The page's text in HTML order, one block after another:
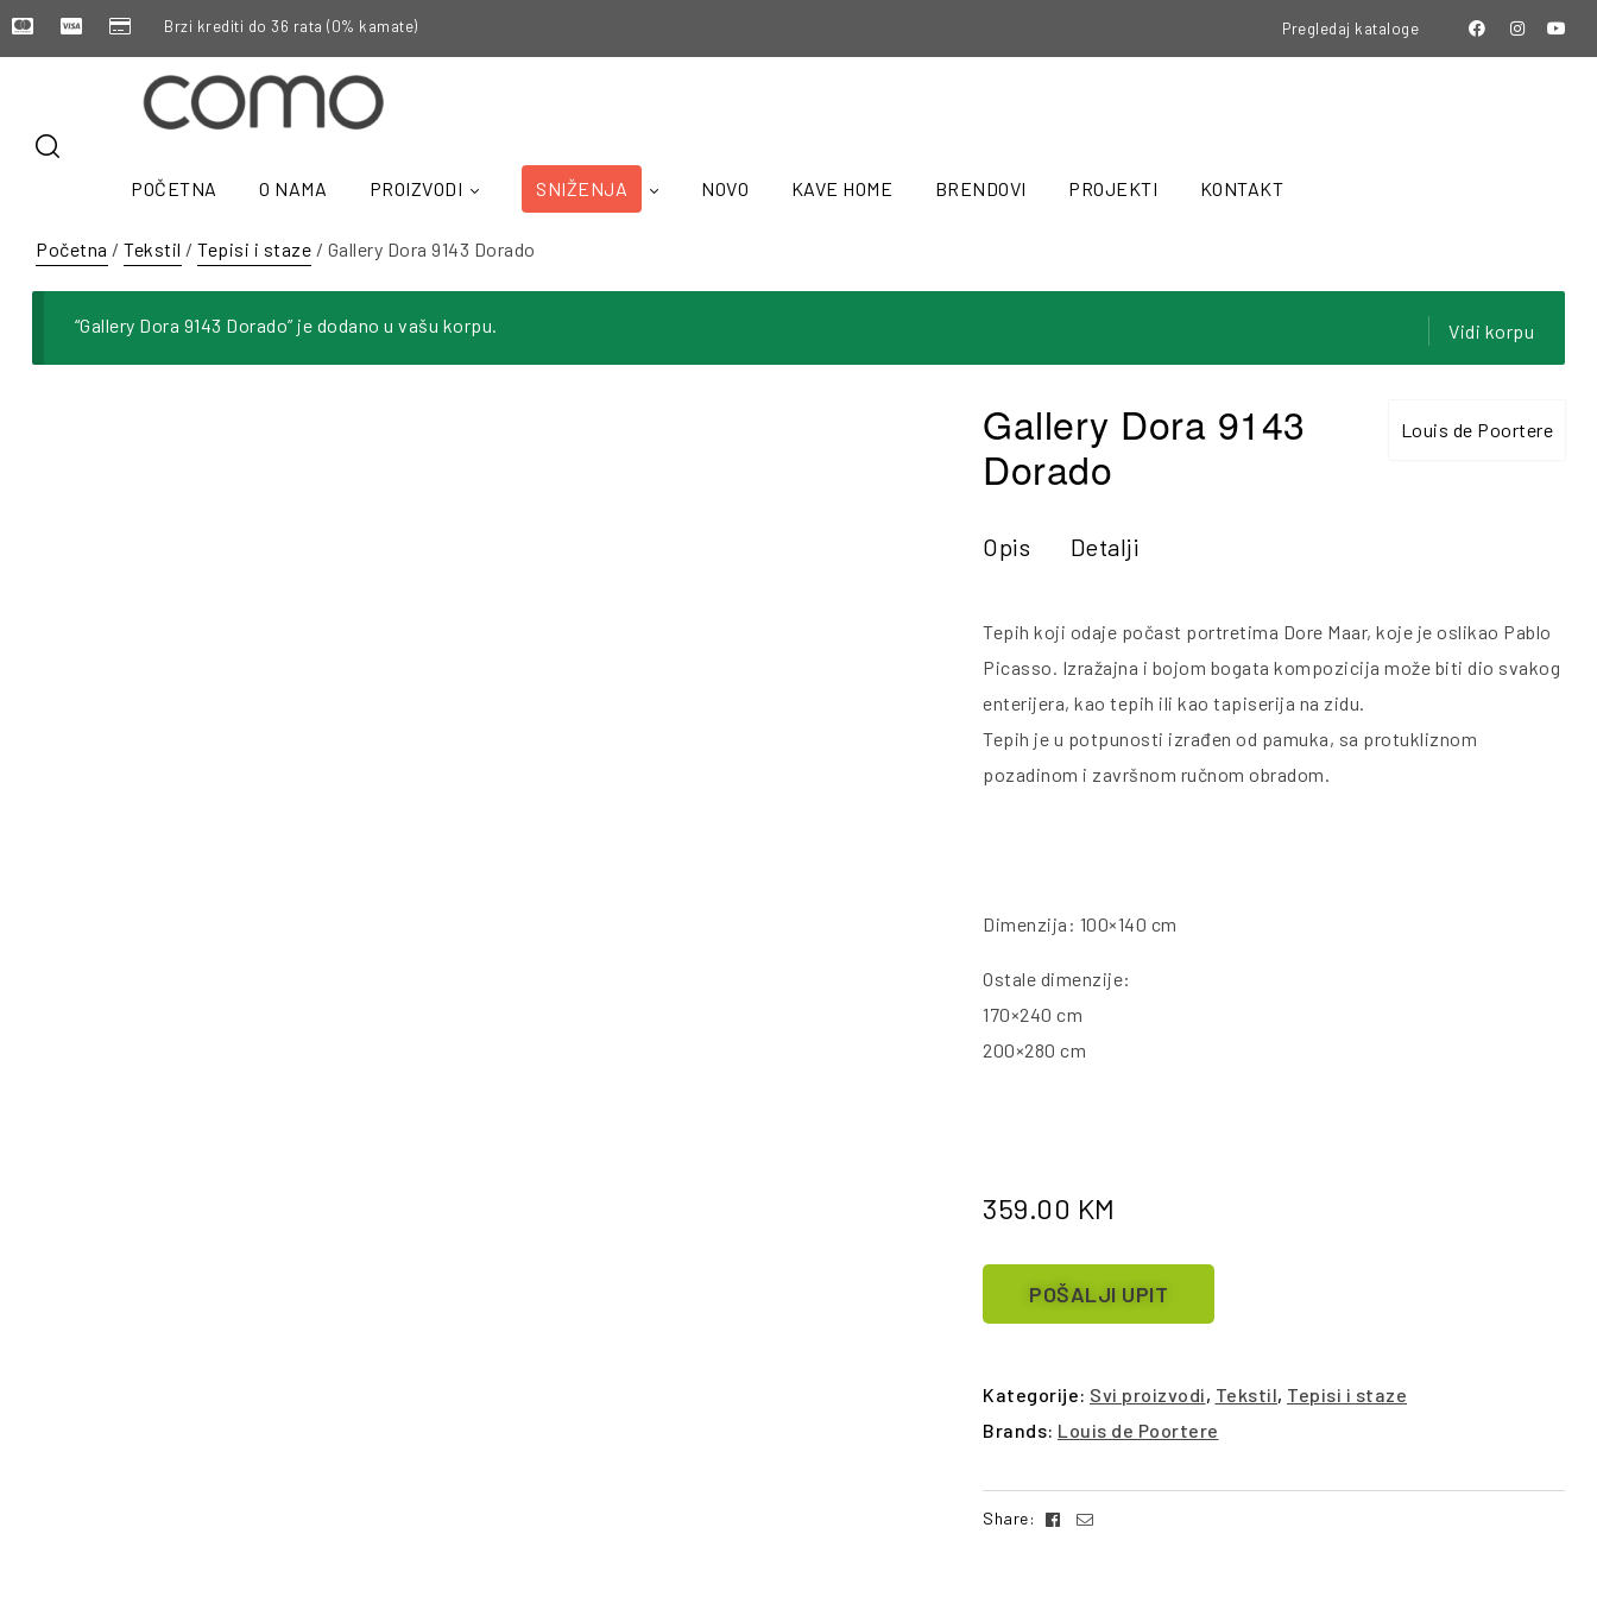
Brzi krediti do 36 rata (0% kamate) Pregledaj kataloge
POČETNA O NAMA PROIZVODI SNIŽENJA NOVO KAVE HOME BRENDOVI PROJEKTI KONTAKT
Početna / Tekstil / Tepisi i staze / Gallery Dora 9143 Dorado
“Gallery Dora 9143 Dorado” je dodano u vašu korpu. Vidi korpu
Louis de Poortere
Gallery Dora 9143
Dorado
Opis Detalji
Tepih koji odaje počast portretima Dore Maar, koje je oslikao Pablo
Picasso. Izražajna i bojom bogata kompozicija može biti dio svakog
enterijera, kao tepih ili kao tapiserija na zidu.
Tepih je u potpunosti izrađen od pamuka, sa protukliznom
pozadinom i završnom ručnom obradom.
Dimenzija: 100×140 cm
Ostale dimenzije:
170×240 cm
200×280 cm
359.00 KM
POŠALJI UPIT
Kategorije: Svi proizvodi, Tekstil, Tepisi i staze
Brands: Louis de Poortere
Share: Facebook
Email